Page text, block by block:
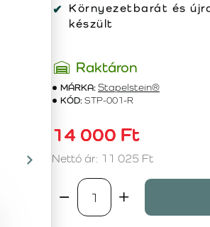
Környezetbarát és
készült
Raktáron
MÁRKA:Stapelstein®
KÓD:STP-001-R
14 000 Ft
Nettó ár: 11 025 Ft